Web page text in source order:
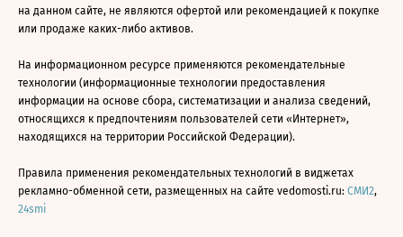
на данном сайте, не являются офертой или рекомендацией к покупке
или продаже каких-либо активов.
На информационном ресурсе применяются рекомендательные
технологии (информационные технологии предоставления
информации на основе сбора, систематизации и анализа сведений,
относящихся к предпочтениям пользователей сети «Интернет»,
находящихся на территории Российской Федерации).
Правила применения рекомендательных технологий в виджетах
рекламно-обменной сети, размещенных на сайте vedomosti.ru: СМИ2,
24smi